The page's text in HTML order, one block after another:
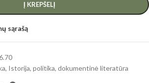
Į KREPŠELĮ
sąrašą
, Istorija, politika, dokumentinė literatūra